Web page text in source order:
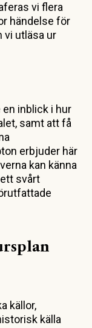
vi flera
händelse för
vi utläsa ur
inblick i hur
samt att få
erbjuder här
kan känna
svårt
källor,
källa